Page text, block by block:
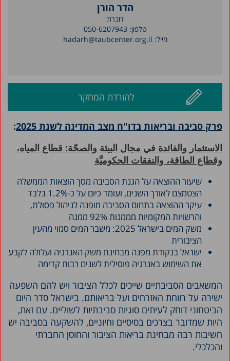
הדר הורן
דוברת
טלפון: 050-6207943
מייל: hadarh@taubcenter.org.il
להורדת המחקר
פרק סביבה ובריאות בדו"ח מצב המדינה לשנת 2025
:
الاستثمار والفائدة في مجال البيئة والصحّة: قطاع المياه،
وقطاع الطاقة، والنفقات الحكوميَّة
שיעור ההוצאה על הגנת הסביבה מסך הוצאות הממשלה
הצטמצם לאורך השנים, ועומד כיום על כ-1.2% בלבד
עיקר ההוצאה בתחום הסביבה מופנה לניהול פסולת,
והרשויות המקומיות מממנות 92% ממנה
משק המים בישראל 2025: משבר המים סמוי מהעין
הציבורית
ישראל בנקודת מפנה מבחינת משק האנרגיה ועלולה לקבע
את השימוש באנרגיה פוסילית לשנים רבות קדימה
המשאבים הסביבתיים שייכים לכלל הציבור ויש להם השפעה
ישירה על רווחת האזרחים ועל בריאותם. בישראל סדר היום
הביטחוני דוחק לעיתים סוגיות סביבתיות לשוליים. עם זאת,
היות שמדובר בצרכים בסיסיים וחיוניים, להשקעה בסביבה יש
חשיבות רבה מבחינת בריאות הציבור והחוסן החברתי
והכלכלי.